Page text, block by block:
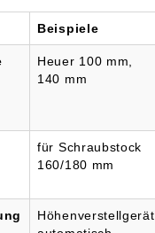
Beispiele
Heuer 100 mm,
140 mm
für Schraubstock
160/180 mm
Höhenverstellgerät